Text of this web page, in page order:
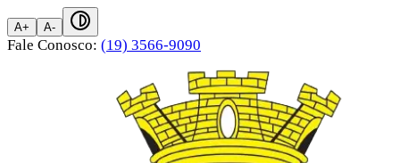
A+ A-
Fale Conosco: (19) 3566-9090